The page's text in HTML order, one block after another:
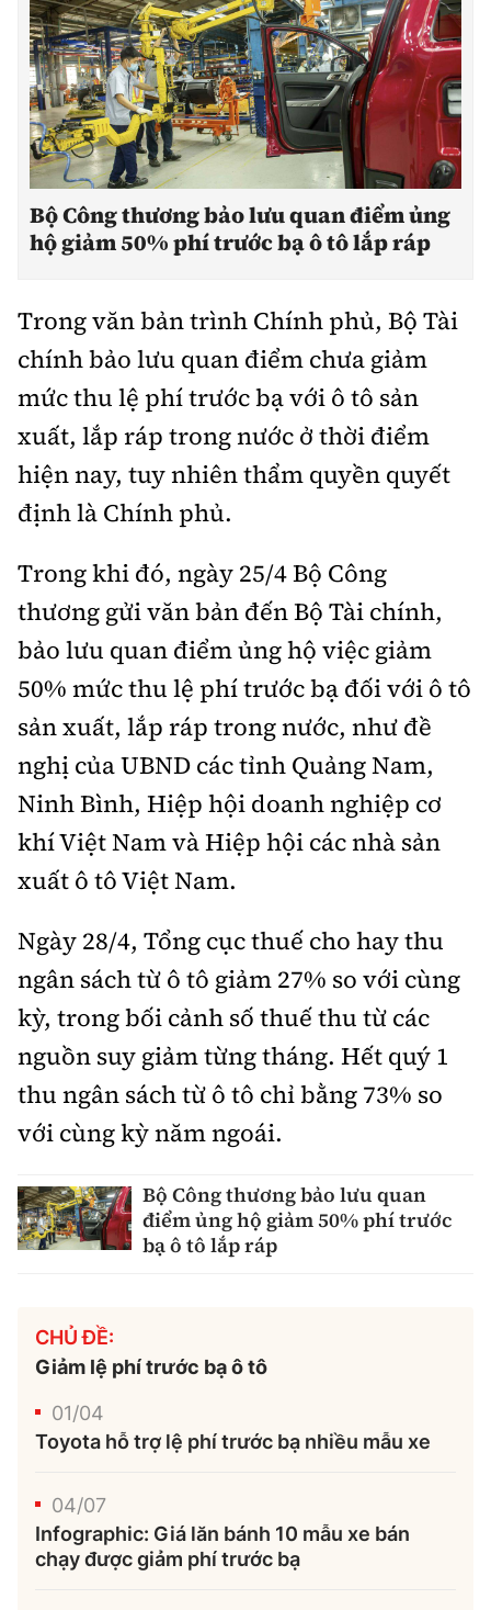
Bộ Công thương bảo lưu quan điểm ủng
hộ giảm 50% phí trước bạ ô tô lắp ráp
Trong văn bản trình Chính phủ, Bộ Tài
chính bảo lưu quan điểm chưa giảm
mức thu lệ phí trước bạ với ô tô sản
xuất, lắp ráp trong nước ở thời điểm
hiện nay, tuy nhiên thẩm quyền quyết
định là Chính phủ.
Trong khi đó, ngày 25/4 Bộ Công
thương gửi văn bản đến Bộ Tài chính,
bảo lưu quan điểm ủng hộ việc giảm
50% mức thu lệ phí trước bạ đối với ô tô
sản xuất, lắp ráp trong nước, như đề
nghị của UBND các tỉnh Quảng Nam,
Ninh Bình, Hiệp hội doanh nghiệp cơ
khí Việt Nam và Hiệp hội các nhà sản
xuất ô tô Việt Nam.
Ngày 28/4, Tổng cục thuế cho hay thu
ngân sách từ ô tô giảm 27% so với cùng
kỳ, trong bối cảnh số thuế thu từ các
nguồn suy giảm từng tháng. Hết quý 1
thu ngân sách từ ô tô chỉ bằng 73% so
với cùng kỳ năm ngoái.
Bộ Công thương bảo lưu quan
điểm ủng hộ giảm 50% phí trước
bạ ô tô lắp ráp
CHỦ ĐỀ:
Giảm lệ phí trước bạ ô tô
01/04
Toyota hỗ trợ lệ phí trước bạ nhiều mẫu xe
04/07
Infographic: Giá lăn bánh 10 mẫu xe bán
chạy được giảm phí trước bạ